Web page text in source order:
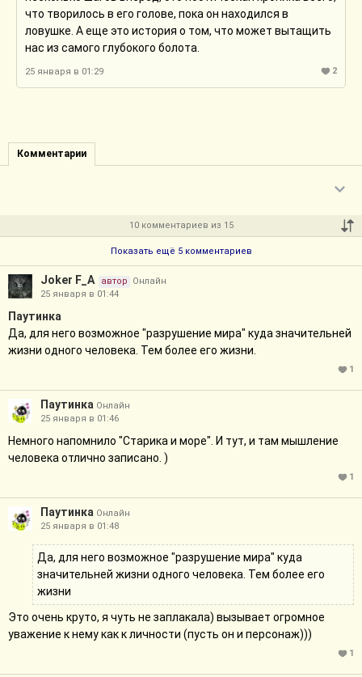
что творилось в его голове, пока он находился в
ловушке. А еще это история о том, что может вытащить
нас из самого глубокого болота.
25 января в 01:29 2
Комментарии
10 комментариев из 15
Показать ещё 5 комментариев
Joker F_A автор
Онлайн
25 января в 01:44
Паутинка
Да, для него возможное "разрушение мира" куда значительней
жизни одного человека. Тем более его жизни.
1
Паутинка Онлайн
25 января в 01:46
Немного напомнило "Старика и море". И тут, и там мышление
человека отлично записано. )
1
Паутинка Онлайн
25 января в 01:48
Да, для него возможное "разрушение мира" куда
значительней жизни одного человека. Тем более его
жизни
Это очень круто, я чуть не заплакала) вызывает огромное
уважение к нему как к личности (пусть он и персонаж)))
1